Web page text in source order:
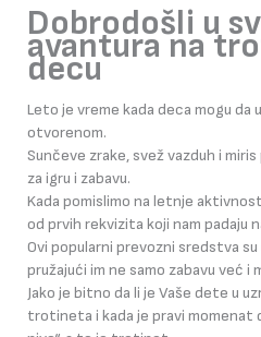
Dobrodošli u
avantura na
decu
Leto je vreme kada deca mogu da
otvorenom.
Sunčeve zrake, svež vazduh i
za igru i zabavu.
Kada pomislimo na letnje
od prvih rekvizita koji nam padaju
Ovi popularni prevozni sredstva
pružajući im ne samo zabavu već
Jako je bitno da li je Vaše dete u
trotineta i kada je pravi momenat